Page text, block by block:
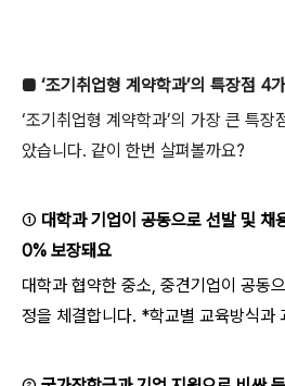
■ ‘조기취업형 계약학과’의 특장점 4
‘조기취업형 계약학과’의 가장 큰 특
았습니다. 같이 한번 살펴볼까요?
① 대학과 기업이 공동으로 선발 및 채
0% 보장돼요
대학과 협약한 중소, 중견기업이 공동
정을 체결합니다. *학교별 교육방식과